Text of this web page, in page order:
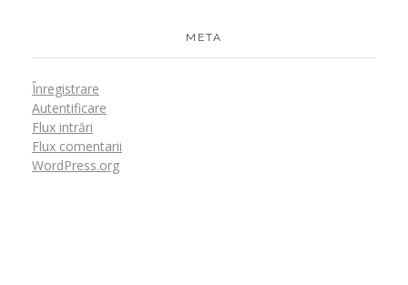
META
Înregistrare
Autentificare
Flux intrări
Flux comentarii
WordPress.org